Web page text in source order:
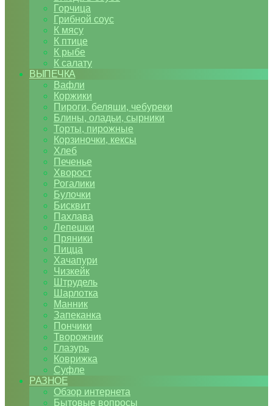
Горчица
Грибной соус
К мясу
К птице
К рыбе
К салату
ВЫПЕЧКА
Вафли
Коржики
Пироги, беляши, чебуреки
Блины, оладьи, сырники
Торты, пирожные
Корзиночки, кексы
Хлеб
Печенье
Хворост
Рогалики
Булочки
Бисквит
Пахлава
Лепешки
Пряники
Пицца
Хачапури
Чизкейк
Штрудель
Шарлотка
Манник
Запеканка
Пончики
Творожник
Глазурь
Коврижка
Суфле
РАЗНОЕ
Обзор интернета
Бытовые вопросы